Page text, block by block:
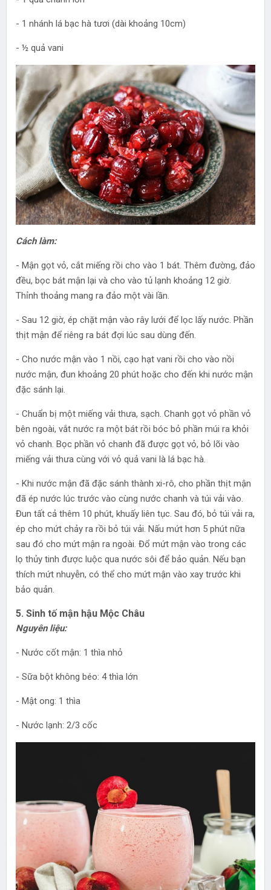
- 1 nhánh lá bạc hà tươi (dài khoảng 10cm)
- ½ quả vani
Cách làm:
- Mận gọt vỏ, cắt miếng rồi cho vào 1 bát. Thêm đường, đảo
đều, bọc bát mận lại và cho vào tủ lạnh khoảng 12 giờ.
Thỉnh thoảng mang ra đảo một vài lần.
- Sau 12 giờ, ép chặt mận vào rây lưới để lọc lấy nước. Phần
thịt mận để riêng ra bát đợi lúc sau dùng đến.
- Cho nước mận vào 1 nồi, cạo hạt vani rồi cho vào nồi
nước mận, đun khoảng 20 phút hoặc cho đến khi nước mận
đặc sánh lại.
- Chuẩn bị một miếng vải thưa, sạch. Chanh gọt vỏ phần vỏ
bên ngoài, vắt nước ra một bát rồi bóc bỏ phần múi ra khỏi
vỏ chanh. Bọc phần vỏ chanh đã được gọt vỏ, bỏ lõi vào
miếng vải thưa cùng với vỏ quả vani là lá bạc hà.
- Khi nước mận đã đặc sánh thành xi-rô, cho phần thịt mận
đã ép nước lúc trước vào cùng nước chanh và túi vải vào.
Đun tất cả thêm 10 phút, khuấy liên tục. Sau đó, bỏ túi vải ra,
ép cho mứt chảy ra rồi bỏ túi vải. Nấu mứt hơn 5 phút nữa
sau đó cho mứt mận ra ngoài. Đổ mứt mận vào trong các
lọ thủy tinh được luộc qua nước sôi để bảo quản. Nếu bạn
thích mứt nhuyễn, có thể cho mứt mận vào xay trước khi
bảo quản.
5. Sinh tố mận hậu Mộc Châu
Nguyên liệu:
- Nước cốt mận: 1 thìa nhỏ
- Sữa bột không béo: 4 thìa lớn
- Mật ong: 1 thìa
- Nước lạnh: 2/3 cốc